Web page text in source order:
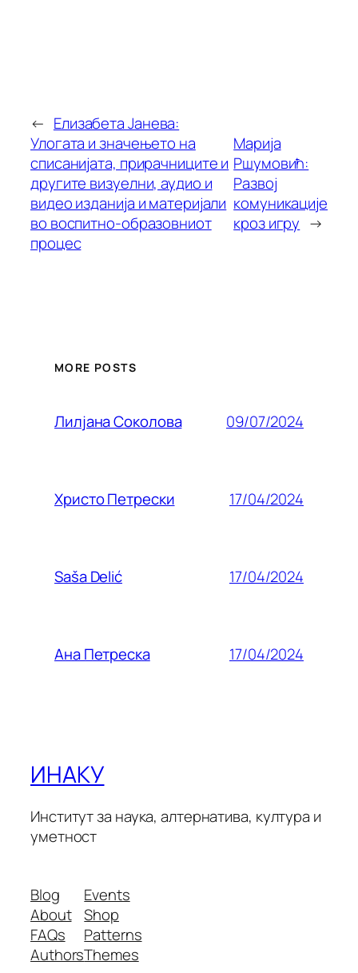
← Елизабета Јанева:
Улогата и значењето на
списанијата, прирачниците и
другите визуелни, аудио и
видео изданија и материјали
во воспитно-образовниот
процес
Марија
Ршумовић:
Развој
комуникације
кроз игру →
MORE POSTS
Лилjана Соколова 09/07/2024
Христо Петрески 17/04/2024
Saša Delić 17/04/2024
Ана Петреска 17/04/2024
ИНАКУ
Институт за наука, алтернатива, култура и
уметност
Blog
About
FAQs
Authors
Events
Shop
Patterns
Themes